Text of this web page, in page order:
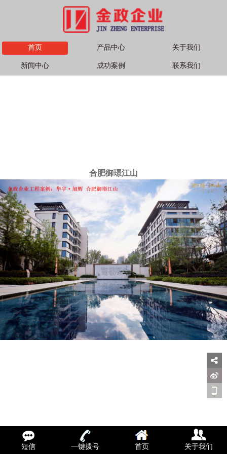
首页 产品中心 关于我们
新闻中心 成功案例 联系我们
合肥御璟江山
短信 一键拨号 首页 关于我们